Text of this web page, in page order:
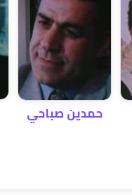
حمدين صباحي